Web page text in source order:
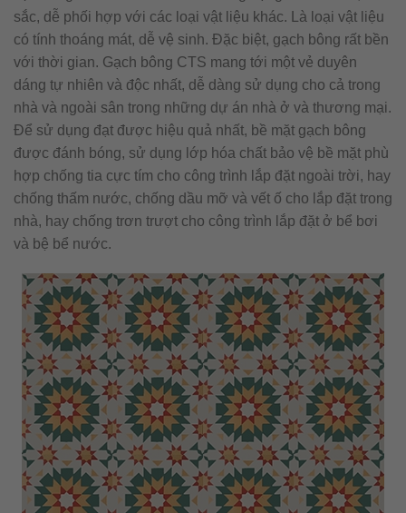
sắc, dễ phối hợp với các loại vật liệu khác. Là loại vật liệu
có tính thoáng mát, dễ vệ sinh. Đặc biệt, gạch bông rất bền
với thời gian. Gạch bông CTS mang tới một vẻ duyên
dáng tự nhiên và độc nhất, dễ dàng sử dụng cho cả trong
nhà và ngoài sân trong những dự án nhà ở và thương mại.
Để sử dụng đạt được hiệu quả nhất, bề mặt gạch bông
được đánh bóng, sử dụng lớp hóa chất bảo vệ bề mặt phù
hợp chống tia cực tím cho công trình lắp đặt ngoài trời, hay
chống thấm nước, chống dầu mỡ và vết ố cho lắp đặt trong
nhà, hay chống trơn trượt cho công trình lắp đặt ở bể bơi
và bệ bể nước.